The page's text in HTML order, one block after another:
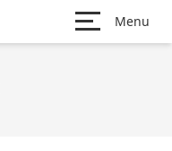
Menu